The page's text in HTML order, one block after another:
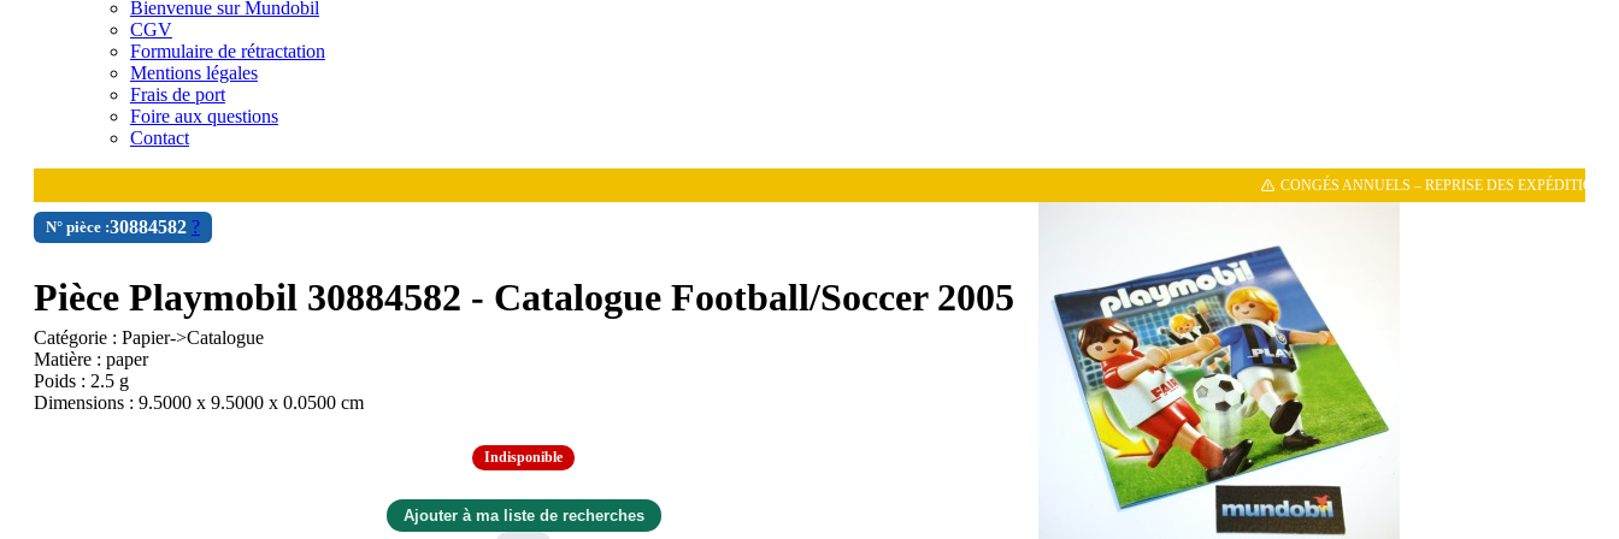
Bienvenue sur Mundobil
CGV
Formulaire de rétractation
Mentions légales
Frais de port
Foire aux questions
Contact
CONGÉS ANNUELS – REPRISE DES EXPÉDITIONS LE
N° pièce :30884582 ?
Pièce Playmobil 30884582 - Catalogue Football/Soccer 2005
Catégorie : Papier->Catalogue
Matière : paper
Poids : 2.5 g
Dimensions : 9.5000 x 9.5000 x 0.0500 cm
Indisponible